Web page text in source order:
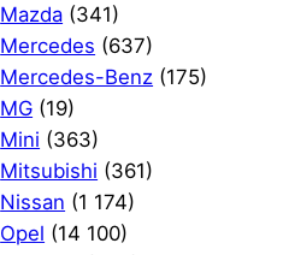
Mazda (341)
Mercedes (637)
Mercedes-Benz (175)
MG (19)
Mini (363)
Mitsubishi (361)
Nissan (1 174)
Opel (14 100)